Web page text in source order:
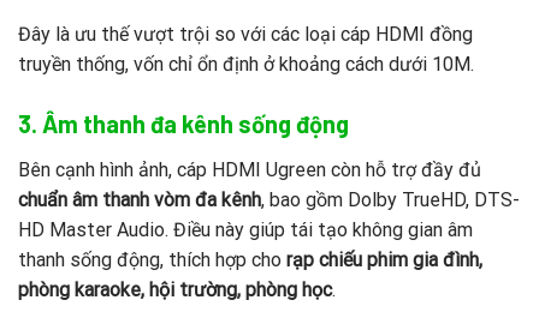
Đây là ưu thế vượt trội so với các loại cáp HDMI đồng
truyền thống, vốn chỉ ổn định ở khoảng cách dưới 10M.
3. Âm thanh đa kênh sống động
Bên cạnh hình ảnh, cáp HDMI Ugreen còn hỗ trợ đầy đủ
chuẩn âm thanh vòm đa kênh, bao gồm Dolby TrueHD, DTS-
HD Master Audio. Điều này giúp tái tạo không gian âm
thanh sống động, thích hợp cho rạp chiếu phim gia đình,
phòng karaoke, hội trường, phòng học.